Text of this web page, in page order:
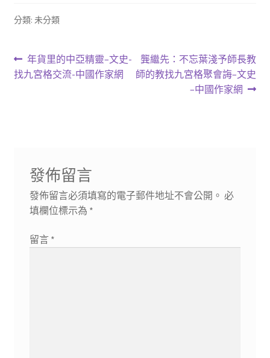
分類: 未分類
文
章
上
一
年貨里的中亞精靈–文史-
找九宮格交流-中國作家網
下
一
龔繼先：不忘葉淺予師長教
師的教找九宮格聚會誨–文史
–中國作家網
發佈留言
發佈留言必須填寫的電子郵件地址不會公開。 必
填欄位標示為 *
留言 *